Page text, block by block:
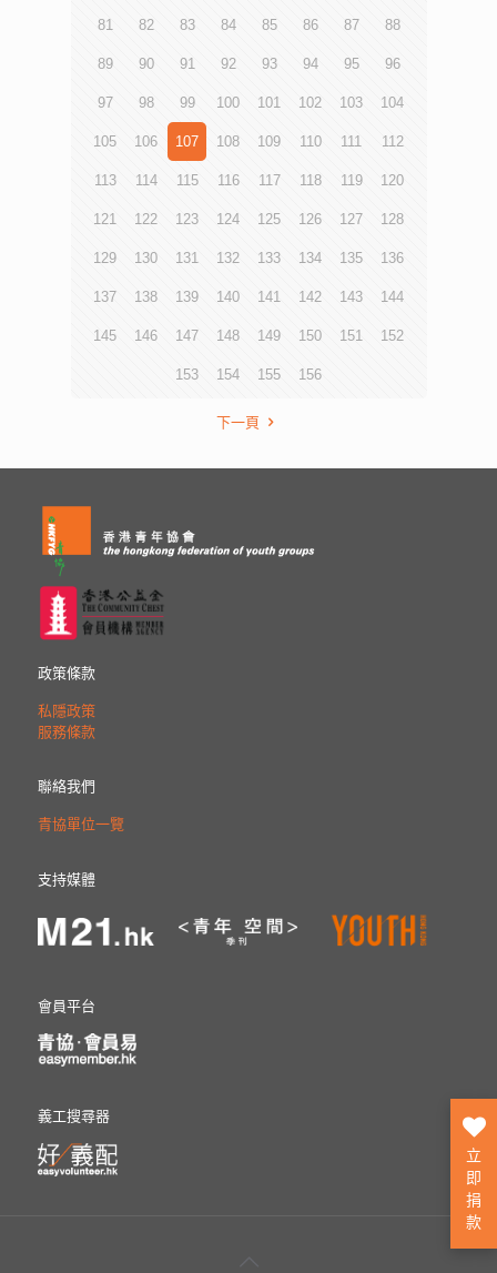
81 82 83 84 85 86 87 88
89 90 91 92 93 94 95 96
97 98 99 100 101 102 103 104
105 106 107 108 109 110 111 112
113 114 115 116 117 118 119 120
121 122 123 124 125 126 127 128
129 130 131 132 133 134 135 136
137 138 139 140 141 142 143 144
145 146 147 148 149 150 151 152
153 154 155 156
下一頁
政策條款
私隱政策
服務條款
聯絡我們
青協單位一覽
支持媒體
會員平台
義工搜尋器
立
即
捐
款